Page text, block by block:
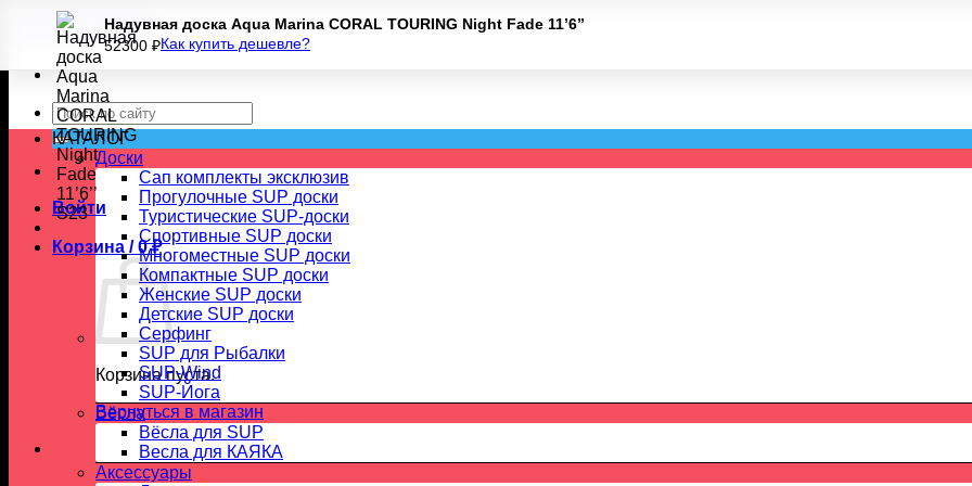
content
Искать:
Войти
Корзина /0₽
Корзина пуста.
Вернуться в магазин
КАТАЛОГ
Доски
Сап комплекты эксклюзив
Прогулочные SUP доски
Туристические SUP-доски
Спортивные SUP доски
Многоместные SUP доски
Компактные SUP доски
Женские SUP доски
Детские SUP доски
Серфинг
SUP для Рыбалки
SUP-Wind
SUP-Йога
Вёсла
Вёсла для SUP
Весла для КАЯКА
Аксессуары
Надувная доска Aqua Marina CORAL TOURING Night Fade 11’6’’
52300 ₽Как купить дешевле?